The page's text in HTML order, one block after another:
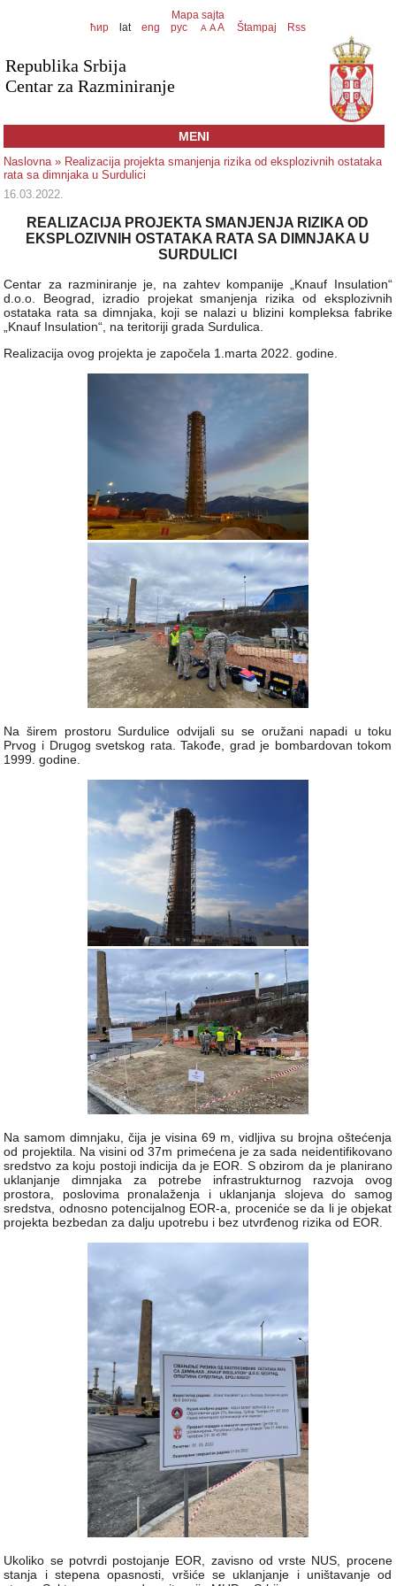
Mapa sajta
ћирlat eng рус A AA Štampaj Rss
Republika Srbija
Centar za Razminiranje
MENI
Naslovna» Realizacija projekta smanjenja rizika od eksplozivnih ostataka
rata sa dimnjaka u Surdulici
16.03.2022.
REALIZACIJA PROJEKTA SMANJENJA RIZIKA OD
EKSPLOZIVNIH OSTATAKA RATA SA DIMNJAKA U
SURDULICI
Centar za razminiranje je, na zahtev kompanije „Knauf Insulation“
d.o.o. Beograd, izradio projekat smanjenja rizika od eksplozivnih
ostataka rata sa dimnjaka, koji se nalazi u blizini kompleksa fabrike
„Knauf Insulation“, na teritoriji grada Surdulica.
Realizacija ovog projekta je započela 1.marta 2022. godine.
Na širem prostoru Surdulice odvijali su se oružani napadi u toku
Prvog i Drugog svetskog rata. Takođe, grad je bombardovan tokom
1999. godine.
Na samom dimnjaku, čija je visina 69 m, vidljiva su brojna oštećenja
od projektila. Na visini od 37m primećena je za sada neidentifikovano
sredstvo za koju postoji indicija da je EOR. S obzirom da je planirano
uklanjanje dimnjaka za potrebe infrastrukturnog razvoja ovog
prostora, poslovima pronalaženja i uklanjanja slojeva do samog
sredstva, odnosno potencijalnog EOR-a, proceniće se da li je objekat
projekta bezbedan za dalju upotrebu i bez utvrđenog rizika od EOR.
Ukoliko se potvrdi postojanje EOR, zavisno od vrste NUS, procene
stanja i stepena opasnosti, vršiće se uklanjanje i uništavanje od